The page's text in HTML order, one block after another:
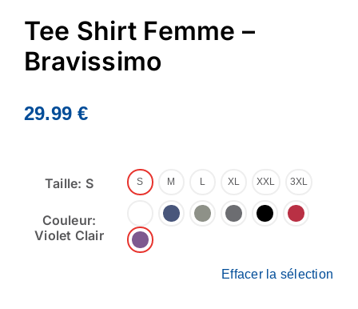
Tee Shirt Femme –
Bravissimo
29.99€
Taille: S S M L XL XXL 3XL
Couleur:
Violet Clair
Effacer la sélection